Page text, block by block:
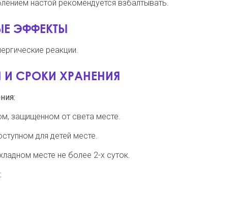
настой рекомендуется взбалтывать.
ЭФФЕКТЫ
реакции.
СРОКИ ХРАНЕНИЯ
защищенном от света месте.
для детей месте.
месте не более 2-х суток.